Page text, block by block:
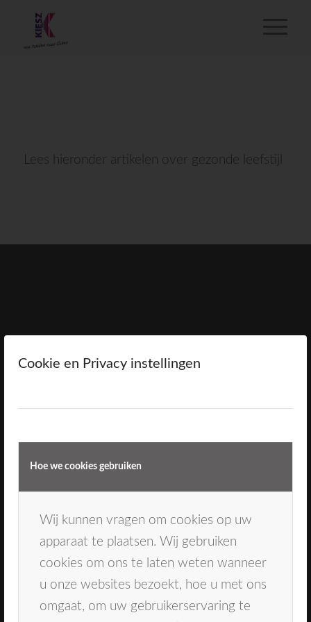
Cookie en Privacy instellingen
Hoe we cookies gebruiken
Wij kunnen vragen om cookies op uw
apparaat te plaatsen. Wij gebruiken
cookies om ons te laten weten wanneer
u onze websites bezoekt, hoe u met ons
omgaat, om uw gebruikerservaring te
Lees hieronder artikelen over gezonde leefstijl
Inschrijven
Spoeddienst
Bij spoedklachten kan er gebeld worden naar